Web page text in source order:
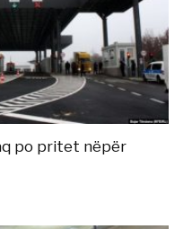
po pritet nëpër